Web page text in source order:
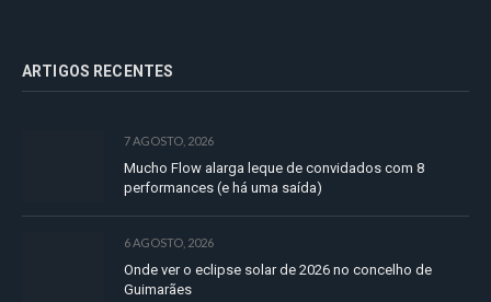
ARTIGOS RECENTES
7 AGOSTO, 2026
Mucho Flow alarga leque de convidados com 8
performances (e há uma saída)
6 AGOSTO, 2026
Onde ver o eclipse solar de 2026 no concelho de
Guimarães